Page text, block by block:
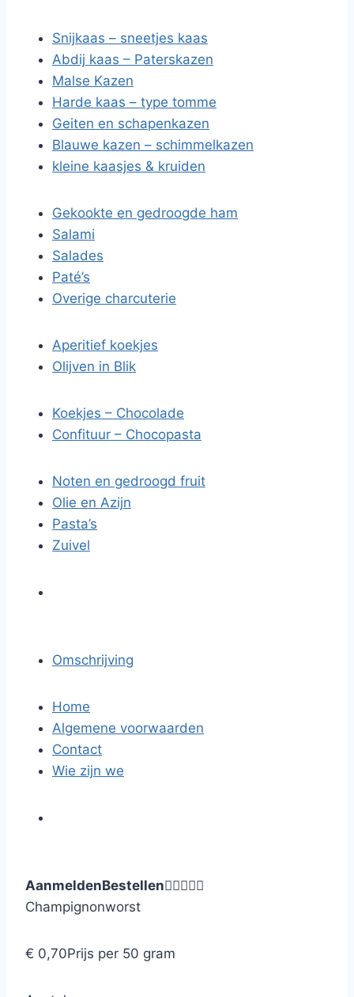
Snijkaas – sneetjes kaas
Abdij kaas – Paterskazen
Malse Kazen
Harde kaas – type tomme
Geiten en schapenkazen
Blauwe kazen – schimmelkazen
kleine kaasjes & kruiden
Gekookte en gedroogde ham
Salami
Salades
Paté’s
Overige charcuterie
Aperitief koekjes
Olijven in Blik
Koekjes – Chocolade
Confituur – Chocopasta
Noten en gedroogd fruit
Olie en Azijn
Pasta’s
Zuivel
Omschrijving
Home
Algemene voorwaarden
Contact
Wie zijn we
AanmeldenBestellen
Champignonworst
€ 0,70Prijs per 50 gram